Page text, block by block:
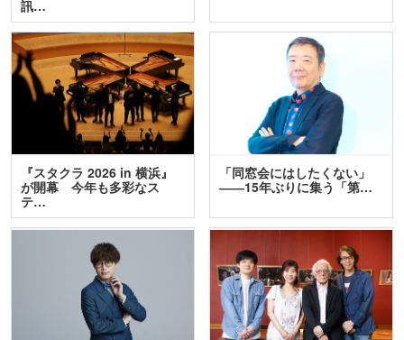
訊…
『スタクラ 2026 in 横浜』
が開幕 今年も多彩なス
テ…
「同窓会にはしたくない」
――15年ぶりに集う「第…